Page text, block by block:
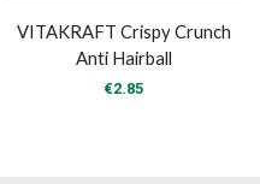
VITAKRAFT Crispy Crunch
Anti Hairball
€2.85